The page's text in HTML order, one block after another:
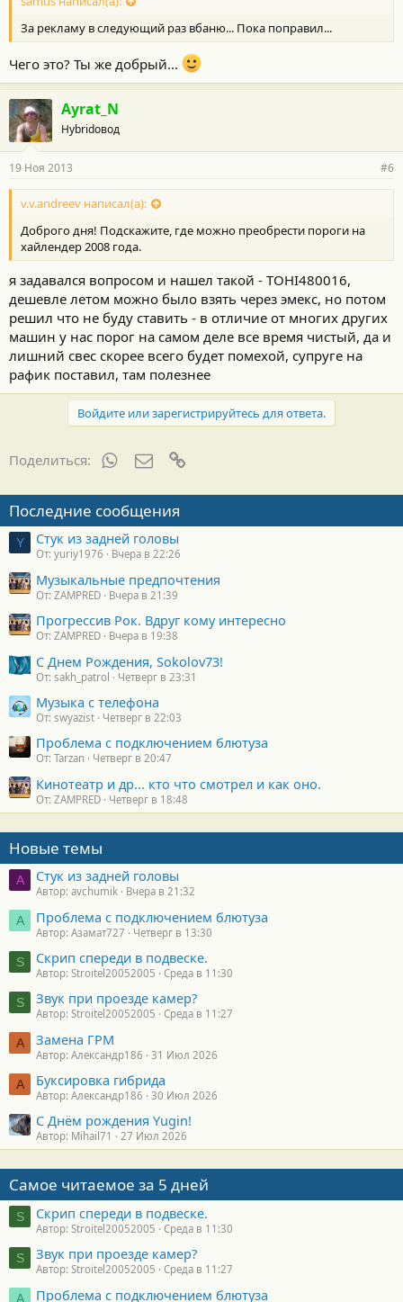
За рекламу в следующий раз вбаню... Пока поправил...
Чего это? Ты же добрый...
Ayrat_N
Hybridовод
19 Ноя 2013 #6
v.v.andreev написал(а):
Доброго дня! Подскажите, где можно преобрести пороги на
хайлендер 2008 года.
я задавался вопросом и нашел такой - TOHI480016,
дешевле летом можно было взять через эмекс, но потом
решил что не буду ставить - в отличие от многих других
машин у нас порог на самом деле все время чистый, да и
лишний свес скорее всего будет помехой, супруге на
рафик поставил, там полезнее
Войдите или зарегистрируйтесь для ответа.
Поделиться: WhatsAppЭлектронная почта
Последние сообщения
Y Стук из задней головы
От: yuriy1976 Вчера в 22:26
Музыкальные предпочтения
От: ZAMPRED Вчера в 21:39
Прогрессив Рок. Вдруг кому интересно
От: ZAMPRED Вчера в 19:38
С Днем Рождения, Sokolov73!
От: sakh_patrol Четверг в 23:31
Музыка с телефона
От: swyazist Четверг в 22:03
Проблема с подключением блютуза
От: Tarzan Четверг в 20:47
Кинотеатр и др... кто что смотрел и как оно.
От: ZAMPRED Четверг в 18:48
Новые темы
A Стук из задней головы
Автор: avchumik Вчера в 21:32
А Проблема с подключением блютуза
Автор: Азамат727 Четверг в 13:30
S Скрип спереди в подвеске.
Автор: Stroitel20052005 Среда в 11:30
S Звук при проезде камер?
Автор: Stroitel20052005 Среда в 11:27
А Замена ГРМ
Автор: Александр186 31 Июл 2026
А Буксировка гибрида
Автор: Александр186 30 Июл 2026
С Днём рождения Yugin!
Автор: Mihail71 27 Июл 2026
Самое читаемое за 5 дней
S Скрип спереди в подвеске.
Автор: Stroitel20052005 Среда в 11:30
S Звук при проезде камер?
Автор: Stroitel20052005 Среда в 11:27
А Проблема с подключением блютуза